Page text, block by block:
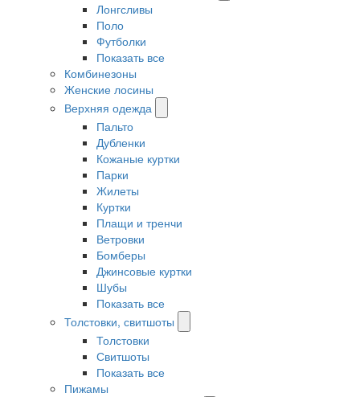
Лонгсливы
Поло
Футболки
Показать все
Комбинезоны
Женские лосины
Верхняя одежда
Пальто
Дубленки
Кожаные куртки
Парки
Жилеты
Куртки
Плащи и тренчи
Ветровки
Бомберы
Джинсовые куртки
Шубы
Показать все
Толстовки, свитшоты
Толстовки
Свитшоты
Показать все
Пижамы